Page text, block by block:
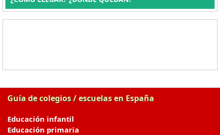
Guía de colegios / escuelas en España
Educación infantil
Educación primaria